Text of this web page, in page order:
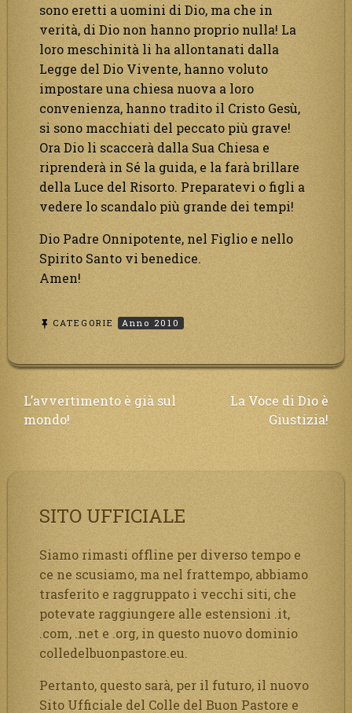
sono eretti a uomini di Dio, ma che in
verità, di Dio non hanno proprio nulla! La
loro meschinità li ha allontanati dalla
Legge del Dio Vivente, hanno voluto
impostare una chiesa nuova a loro
convenienza, hanno tradito il Cristo Gesù,
si sono macchiati del peccato più grave!
Ora Dio li scaccerà dalla Sua Chiesa e
riprenderà in Sé la guida, e la farà brillare
della Luce del Risorto. Preparatevi o figli a
vedere lo scandalo più grande dei tempi!
Dio Padre Onnipotente, nel Figlio e nello
Spirito Santo vi benedice.
Amen!
CATEGORIE Anno 2010
Navigazione
articoli
L’avvertimento è già sul
mondo!
La Voce di Dio è
Giustizia!
SITO UFFICIALE
Siamo rimasti offline per diverso tempo e
ce ne scusiamo, ma nel frattempo, abbiamo
trasferito e raggruppato i vecchi siti, che
potevate raggiungere alle estensioni .it,
.com, .net e .org, in questo nuovo dominio
colledelbuonpastore.eu.
Pertanto, questo sarà, per il futuro, il nuovo
Sito Ufficiale del Colle del Buon Pastore e